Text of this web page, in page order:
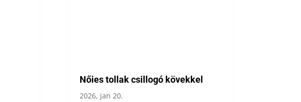
Nőies tollak csillogó kövekkel
2026, jan 20.